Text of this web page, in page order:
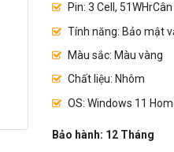
Pin: 3 Cell, 51WHr
Tính năng: Bảo mật
Màu sắc: Màu vàng
Chất liệu: Nhôm
OS: Windows 11
Bảo hành: 12 Tháng